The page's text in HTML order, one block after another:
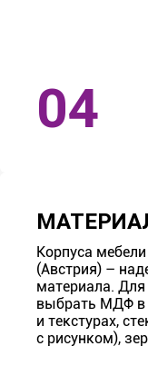
Корпуса
(Австрия) –
материала.
выбрать МДФ в
и текстурах,
с рисунком),